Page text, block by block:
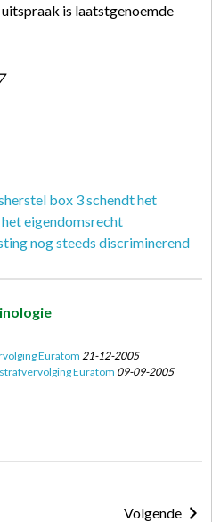
is laatstgenoemde
box 3 schendt het
eigendomsrecht
nog steeds discriminerend
Euratom 21-12-2005
Euratom 09-09-2005
Volgende